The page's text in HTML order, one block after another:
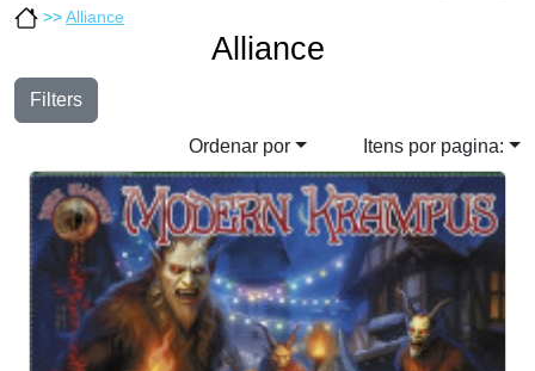
>>Alliance
Alliance
Filters
Ordenar por Itens por pagina: